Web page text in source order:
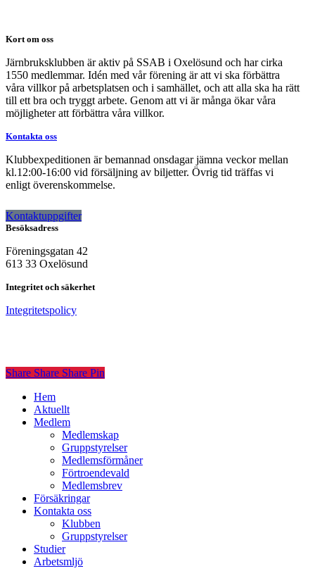
Kort om oss
Järnbruksklubben är aktiv på SSAB i Oxelösund och har cirka
1550 medlemmar. Idén med vår förening är att vi ska förbättra
våra villkor på arbetsplatsen och i samhället, och att alla ska ha rätt
till ett bra och tryggt arbete. Genom att vi är många ökar våra
möjligheter att förbättra våra villkor.
Kontakta oss
Klubbexpeditionen är bemannad onsdagar jämna veckor mellan
kl.12:00-16:00 vid försäljning av biljetter. Övrig tid träffas vi
enligt överenskommelse.
Kontaktuppgifter
Besöksadress
Föreningsgatan 42
613 33 Oxelösund
Integritet och säkerhet
Integritetspolicy
Share
Share Share Share Pin
Close
Menu
Hem
Aktuellt
Medlem
Medlemskap
Gruppstyrelser
Medlemsförmåner
Förtroendevald
Medlemsbrev
Försäkringar
Kontakta oss
Klubben
Gruppstyrelser
Studier
Arbetsmljö